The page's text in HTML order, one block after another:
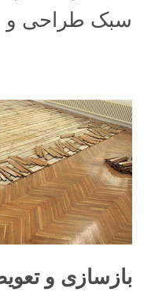
سبک طراحی و
بازسازی و